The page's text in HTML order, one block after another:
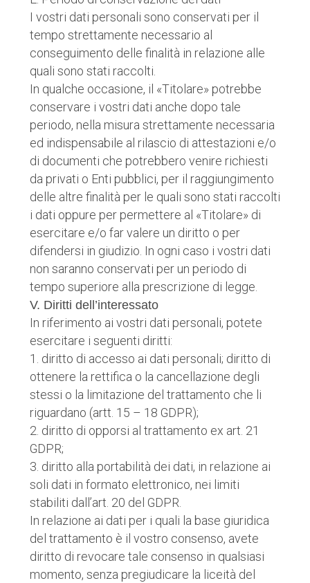
I vostri dati personali sono conservati per il
tempo strettamente necessario al
conseguimento delle finalità in relazione alle
quali sono stati raccolti.
In qualche occasione, il «Titolare» potrebbe
conservare i vostri dati anche dopo tale
periodo, nella misura strettamente necessaria
ed indispensabile al rilascio di attestazioni e/o
di documenti che potrebbero venire richiesti
da privati o Enti pubblici, per il raggiungimento
delle altre finalità per le quali sono stati raccolti
i dati oppure per permettere al «Titolare» di
esercitare e/o far valere un diritto o per
difendersi in giudizio. In ogni caso i vostri dati
non saranno conservati per un periodo di
tempo superiore alla prescrizione di legge.
V. Diritti dell’interessato
In riferimento ai vostri dati personali, potete
esercitare i seguenti diritti:
1. diritto di accesso ai dati personali; diritto di
ottenere la rettifica o la cancellazione degli
stessi o la limitazione del trattamento che li
riguardano (artt. 15 – 18 GDPR);
2. diritto di opporsi al trattamento ex art. 21
GDPR;
3. diritto alla portabilità dei dati, in relazione ai
soli dati in formato elettronico, nei limiti
stabiliti dall’art. 20 del GDPR.
In relazione ai dati per i quali la base giuridica
del trattamento è il vostro consenso, avete
diritto di revocare tale consenso in qualsiasi
momento, senza pregiudicare la liceità del